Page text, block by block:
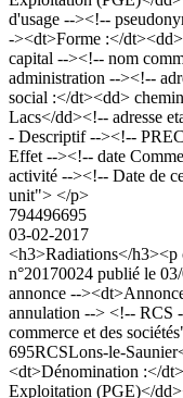
d'usage --><!--
-><dt>Forme :</
capital --><!-- nom
administration --><!--
social :</dt><dd>
Lacs</dd><!-- adresse
- Descriptif --><!--
Effet --><!-- date
activité --><!-- Date de
unit"> </p>
794496695
03-02-2017
<h3>Radiations</
n°20170024 publié le
annonce --
annulation --> <!-- RCS
commerce et des
695RCSLons-le-
<dt>Dénomination :</
Exploitation (PGE)</